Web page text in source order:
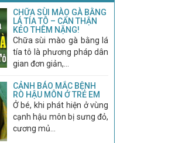
CHỮA SÙI MÀO GÀ BẰNG
LÁ TÍA TÔ – CẨN THẬN
KẺO THÊM NẶNG!
Chữa sùi mào gà bằng lá
tía tô là phương pháp dân
gian đơn giản,...
CẢNH BÁO MẮC BỆNH
RÒ HẬU MÔN Ở TRẺ EM
Ở bé, khi phát hiện ở vùng
cạnh hậu môn bị sưng đỏ,
cương mủ...